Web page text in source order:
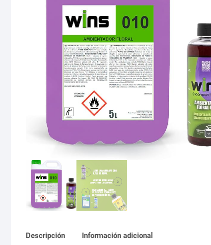
Descripción Información adicional